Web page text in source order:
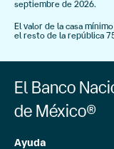
septiembre de 2026.
El valor de la casa
el resto de la república
El Banco
de México®
Ayuda